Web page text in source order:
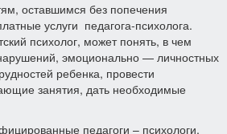
оставшимся без попечения
услуги педагога-психолога.
психолог, может понять, в чем
эмоционально — личностных
ребенка, провести
занятия, дать необходимые
педагоги – психологи,